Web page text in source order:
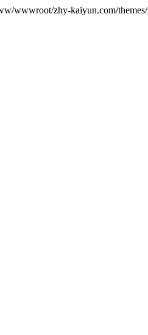
wwwroot/zhy-kaiyun.com/